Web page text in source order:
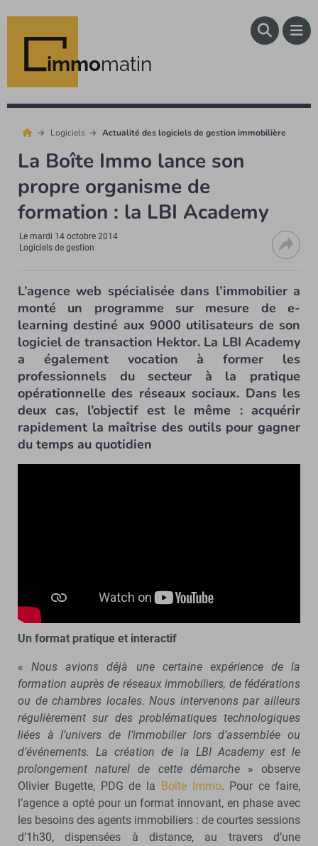
immomatin
Logiciels Actualité des logiciels de gestion immobilière
La Boîte Immo lance son
propre organisme de
formation : la LBI Academy
Lemardi 14 octobre 2014
Logiciels de gestion
L’agence web spécialisée dans l’immobilier a
monté un programme sur mesure de e-
learning destiné aux 9000 utilisateurs de son
logiciel de transaction Hektor. La LBI Academy
a également vocation à former les
professionnels du secteur à la pratique
opérationnelle des réseaux sociaux. Dans les
deux cas, l’objectif est le même : acquérir
rapidement la maîtrise des outils pour gagner
du temps au quotidien
Un format pratique et interactif
«Nous avions déjà une certaine expérience de la
formation auprès de réseaux immobiliers, de fédérations
ou de chambres locales. Nous intervenons par ailleurs
régulièrement sur des problématiques technologiques
liées à l’univers de l’immobilier lors d’assemblée ou
d’événements. La création de la LBI Academy est le
prolongement naturel de cette démarche» observe
Olivier Bugette, PDG de la Boîte Immo. Pour ce faire,
l’agence a opté pour un format innovant, en phase avec
les besoins des agents immobiliers : de courtes sessions
d’1h30, dispensées à distance, au travers d’une